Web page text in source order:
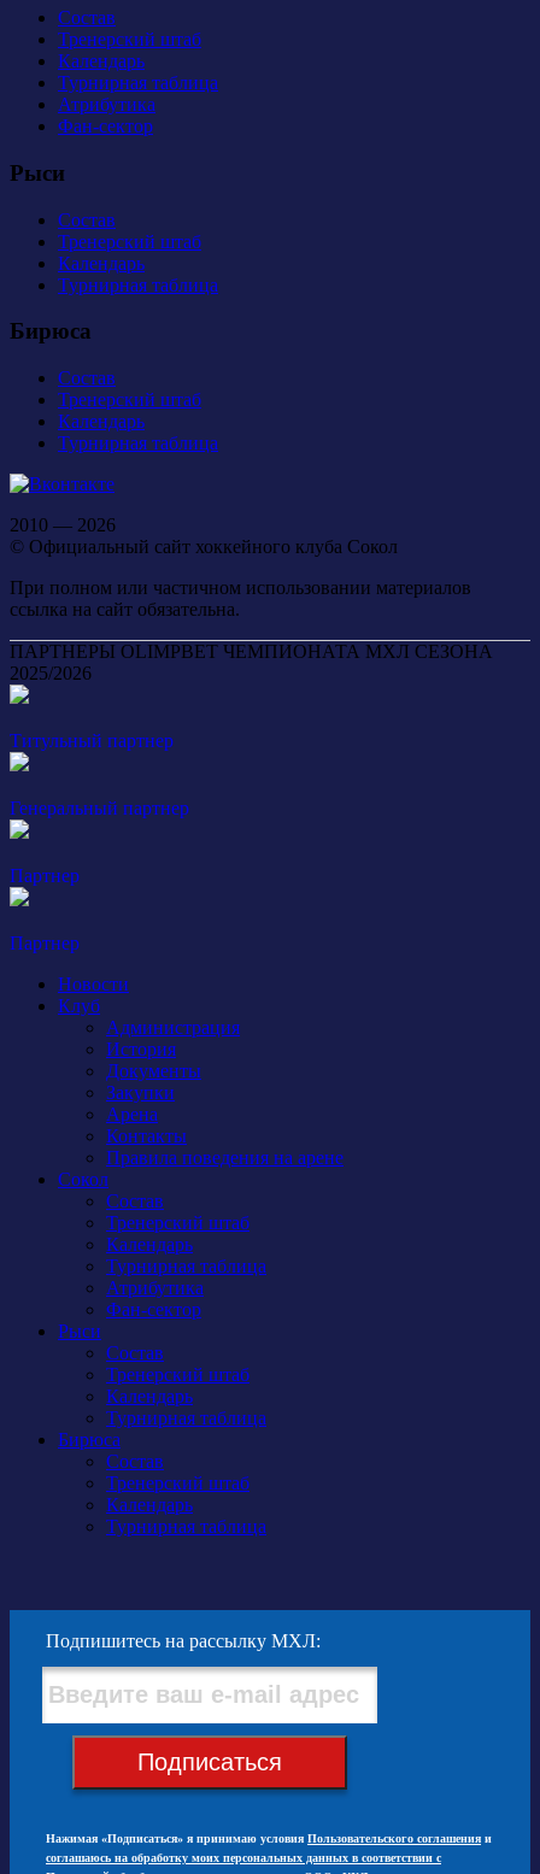
Состав
Тренерский штаб
Календарь
Турнирная таблица
Атрибутика
Фан-сектор
Рыси
Состав
Тренерский штаб
Календарь
Турнирная таблица
Бирюса
Состав
Тренерский штаб
Календарь
Турнирная таблица
2010 — 2026
© Официальный сайт хоккейного клуба Сокол
При полном или частичном использовании материалов
ссылка на сайт обязательна.
ПАРТНЕРЫ OLIMPBET ЧЕМПИОНАТА МХЛ СЕЗОНА
2025/2026
Титульный партнер
Генеральный партнер
Партнер
Партнер
Новости
Клуб
Администрация
История
Документы
Закупки
Арена
Контакты
Правила поведения на арене
Сокол
Состав
Тренерский штаб
Календарь
Турнирная таблица
Атрибутика
Фан-сектор
Рыси
Состав
Тренерский штаб
Календарь
Турнирная таблица
Бирюса
Состав
Тренерский штаб
Календарь
Турнирная таблица
Подпишитесь на рассылку МХЛ:
Подписаться
Нажимая «Подписаться» я принимаю условия Пользовательского соглашения и
соглашаюсь на обработку моих персональных данных в соответствии с